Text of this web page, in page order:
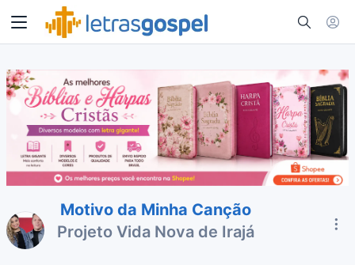
Motivo da Minha Canção
Projeto Vida Nova de Irajá